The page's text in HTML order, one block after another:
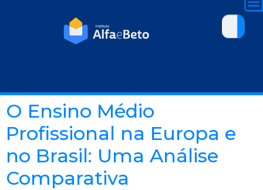
O Ensino Médio
Profissional na Europa e
no Brasil: Uma Análise
Comparativa